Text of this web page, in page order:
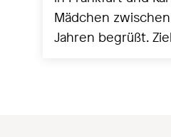
Mädchen zwischen
Jahren begrüßt.